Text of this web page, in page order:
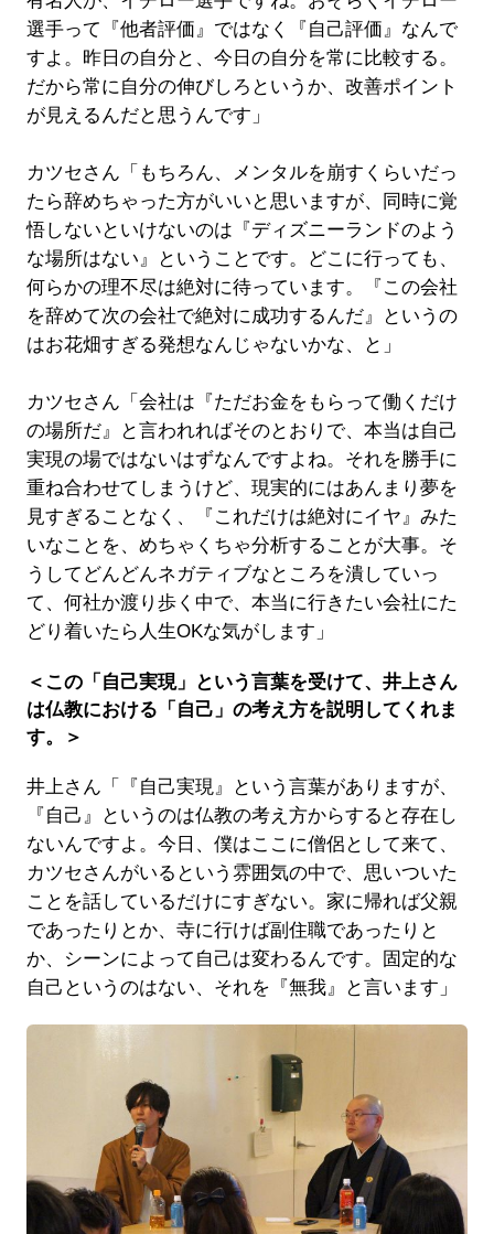
選手って『他者評価』ではなく『自己評価』なんで
すよ。昨日の自分と、今日の自分を常に比較する。
だから常に自分の伸びしろというか、改善ポイント
が見えるんだと思うんです」
カツセさん「もちろん、メンタルを崩すくらいだっ
たら辞めちゃった方がいいと思いますが、同時に覚
悟しないといけないのは『ディズニーランドのよう
な場所はない』ということです。どこに行っても、
何らかの理不尽は絶対に待っています。『この会社
を辞めて次の会社で絶対に成功するんだ』というの
はお花畑すぎる発想なんじゃないかな、と」
カツセさん「会社は『ただお金をもらって働くだけ
の場所だ』と言われればそのとおりで、本当は自己
実現の場ではないはずなんですよね。それを勝手に
重ね合わせてしまうけど、現実的にはあんまり夢を
見すぎることなく、『これだけは絶対にイヤ』みた
いなことを、めちゃくちゃ分析することが大事。そ
うしてどんどんネガティブなところを潰していっ
て、何社か渡り歩く中で、本当に行きたい会社にた
どり着いたら人生OKな気がします」
＜この「自己実現」という言葉を受けて、井上さん
は仏教における「自己」の考え方を説明してくれま
す。＞
井上さん「『自己実現』という言葉がありますが、
『自己』というのは仏教の考え方からすると存在し
ないんですよ。今日、僕はここに僧侶として来て、
カツセさんがいるという雰囲気の中で、思いついた
ことを話しているだけにすぎない。家に帰れば父親
であったりとか、寺に行けば副住職であったりと
か、シーンによって自己は変わるんです。固定的な
自己というのはない、それを『無我』と言います」